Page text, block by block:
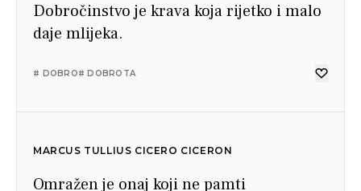
Dobročinstvo je krava koja rijetko i malo
daje mlijeka.
# DOBRO# DOBROTA
MARCUS TULLIUS CICERO CICERON
Omražen je onaj koji ne pamti